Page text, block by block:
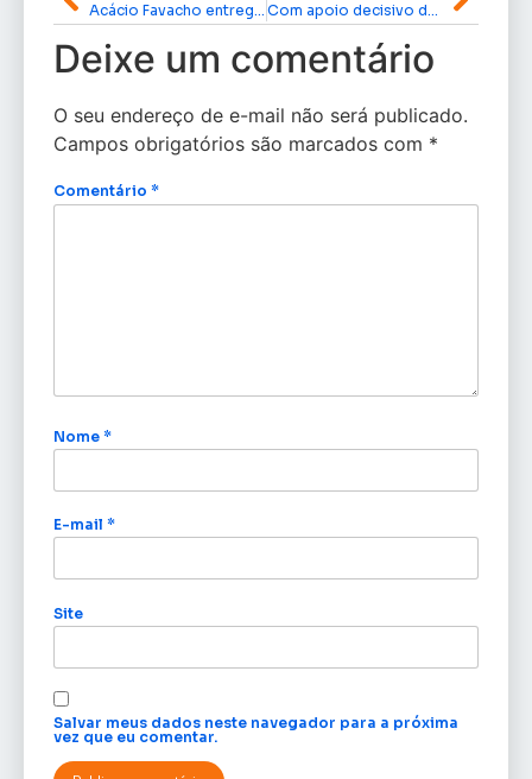
Acácio Favacho entrega novo ‘Queirogão’ no padrão CBF e destaca quase R$ 26 milhões em investimentos para Laranjal do Jari
Com apoio decisivo de Acácio Favacho, Amapá lança aplicativo de telemedicina com atendimento 24 horas
Deixe um comentário
O seu endereço de e-mail não será publicado.
Campos obrigatórios são marcados com *
Comentário *
Nome *
E-mail *
Site
Salvar meus dados neste navegador para a próxima
vez que eu comentar.